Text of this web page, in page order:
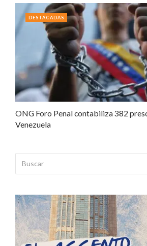
ONG Foro Penal contabiliza 382
Venezuela
DESTACADAS